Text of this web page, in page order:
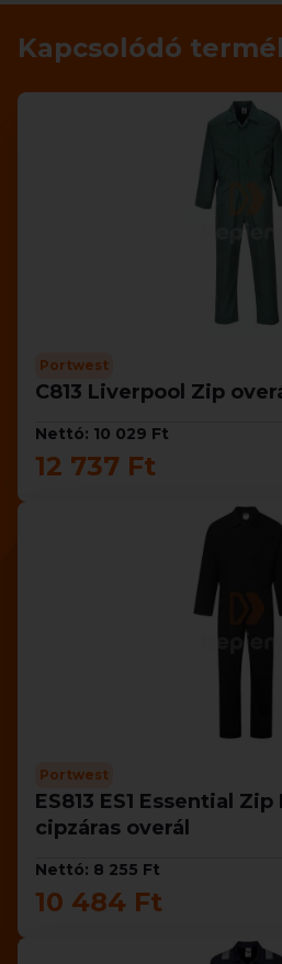
Kapcsolódó
Portwest
C813 Liverpool Zip
Nettó: 10 029 Ft
12 737 Ft
Portwest
ES813 ES1 Essential
cipzáras overál
Nettó: 8 255 Ft
10 484 Ft